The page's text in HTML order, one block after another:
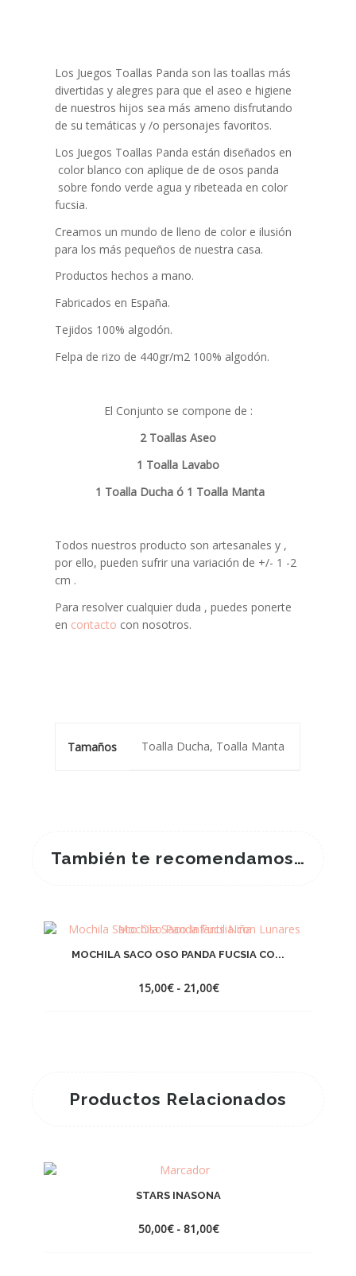
Los Juegos Toallas Panda son las toallas más
divertidas y alegres para que el aseo e higiene
de nuestros hijos sea más ameno disfrutando
de su temáticas y /o personajes favoritos.
Los Juegos Toallas Panda están diseñados en
color blanco con aplique de de osos panda
sobre fondo verde agua y ribeteada en color
fucsia.
Creamos un mundo de lleno de color e ilusión
para los más pequeños de nuestra casa.
Productos hechos a mano.
Fabricados en España.
Tejidos 100% algodón.
Felpa de rizo de 440gr/m2 100% algodón.
El Conjunto se compone de :
2 Toallas Aseo
1 Toalla Lavabo
1 Toalla Ducha ó 1 Toalla Manta
Todos nuestros producto son artesanales y ,
por ello, pueden sufrir una variación de +/- 1 -2
cm .
Para resolver cualquier duda , puedes ponerte
en contacto con nosotros.
Tamaños Toalla Ducha, Toalla Manta
También te recomendamos…
MOCHILA SACO OSO PANDA FUCSIA CO...
15,00€ - 21,00€Rango
Productos Relacionados
STARS INASONA
50,00€ - 81,00€Rango